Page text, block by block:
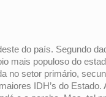
do país. Segundo
mais populoso do
no setor primário,
IDH’s do Estado.